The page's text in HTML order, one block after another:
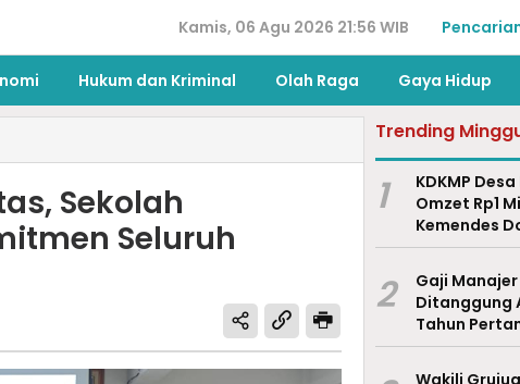
Kamis, 06 Agu 2026 21:56 WIB
Hukum dan Kriminal Olah Raga Gaya Hidup
Sekolah
Seluruh
Trending
1
KDKMP
Omzet Rp1
Kemendes
2
Gaji
Ditanggung
Tahun
Wakili